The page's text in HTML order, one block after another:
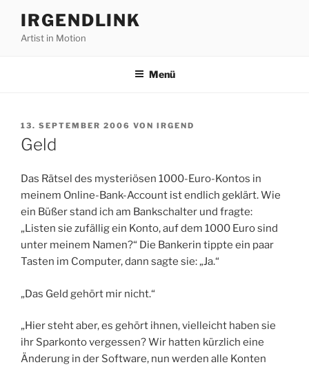
Inhalt
springen
IRGENDLINK
Artist in Motion
Menü
VERÖFFENTLICHT
AM
13. SEPTEMBER 2006 VON IRGEND
Geld
Das Rätsel des mysteriösen 1000-Euro-Kontos in
meinem Online-Bank-Account ist endlich geklärt. Wie
ein Büßer stand ich am Bankschalter und fragte:
„Listen sie zufällig ein Konto, auf dem 1000 Euro sind
unter meinem Namen?“ Die Bankerin tippte ein paar
Tasten im Computer, dann sagte sie: „Ja.“
„Das Geld gehört mir nicht.“
„Hier steht aber, es gehört ihnen, vielleicht haben sie
ihr Sparkonto vergessen? Wir hatten kürzlich eine
Änderung in der Software, nun werden alle Konten